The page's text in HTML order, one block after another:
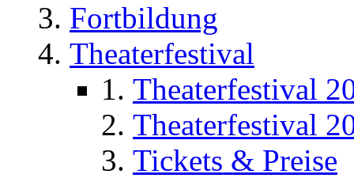
Fortbildung
Theaterfestival
Theaterfestival
Theaterfestival
Tickets & Preise